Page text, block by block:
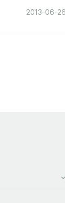
2013-06-26
⌄